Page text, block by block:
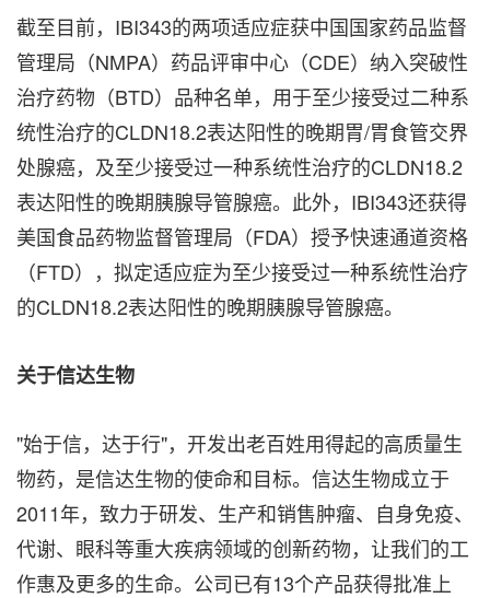
截至目前，IBI343的两项适应症获中国国家药品监督
管理局（NMPA）药品评审中心（CDE）纳入突破性
治疗药物（BTD）品种名单，用于至少接受过二种系
统性治疗的CLDN18.2表达阳性的晚期胃/胃食管交界
处腺癌，及至少接受过一种系统性治疗的CLDN18.2
表达阳性的晚期胰腺导管腺癌。此外，IBI343还获得
美国食品药物监督管理局（FDA）授予快速通道资格
（FTD），拟定适应症为至少接受过一种系统性治疗
的CLDN18.2表达阳性的晚期胰腺导管腺癌。
关于信达生物
"始于信，达于行"，开发出老百姓用得起的高质量生
物药，是信达生物的使命和目标。信达生物成立于
2011年，致力于研发、生产和销售肿瘤、自身免疫、
代谢、眼科等重大疾病领域的创新药物，让我们的工
作惠及更多的生命。公司已有13个产品获得批准上